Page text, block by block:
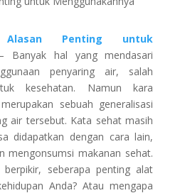
Penting untuk
Banyak hal yang mendasari
penyaring air, salah
kesehatan. Namun kara
sebuah generalisasi
air tersebut. Kata sehat masih
didapatkan dengan cara lain,
mengonsumsi makanan sehat.
berpikir, seberapa penting alat
Anda? Atau mengapa